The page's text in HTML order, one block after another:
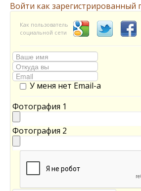
Войти как зарегистрированный
Как пользователь
социальной сети
У меня нет Email-а
Фотография 1
Фотография 2